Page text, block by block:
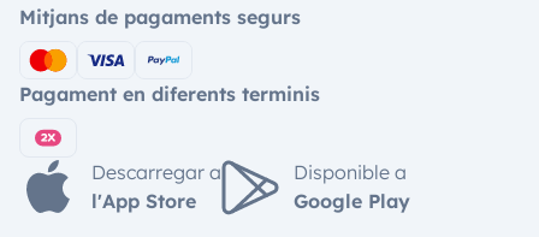
Mitjans de pagaments segurs
Pagament en diferents terminis
Descarregar a
l'App Store
Disponible a
Google Play